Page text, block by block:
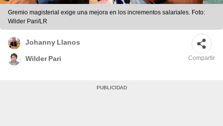
Gremio magisterial exige una mejora en los incrementos salariales. Foto:
Wilder Pari/LR
Johanny Llanos
Wilder Pari Compartir